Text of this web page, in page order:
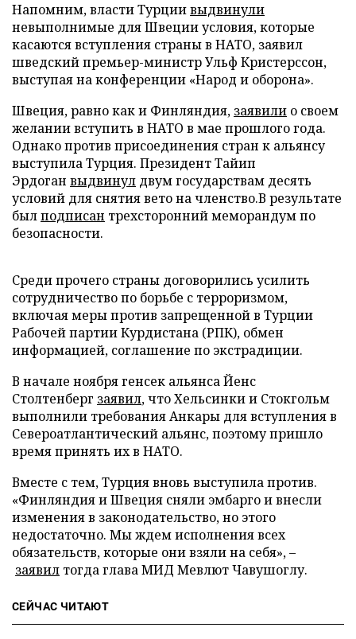
Напомним, власти Турциивыдвинули
невыполнимые для Швеции условия, которые
касаются вступления страны в НАТО, заявил
шведский премьер-министр Ульф Кристерссон,
выступая на конференции «Народ и оборона».
Швеция, равно как и Финляндия, заявили о своем
желании вступить в НАТО в мае прошлого года.
Однако против присоединения стран к альянсу
выступила Турция. Президент Тайип
Эрдоган выдвинул двум государствам десять
условий для снятия вето на членство.В результате
былподписан трехсторонний меморандум по
безопасности.
Среди прочего страны договорились усилить
сотрудничество по борьбе с терроризмом,
включая меры против запрещенной в Турции
Рабочей партии Курдистана (РПК), обмен
информацией, соглашение по экстрадиции.
В начале ноября генсек альянса Йенс
Столтенберг заявил, что Хельсинки и Стокгольм
выполнили требования Анкары для вступления в
Североатлантический альянс, поэтому пришло
время принять их в НАТО.
Вместе с тем, Турция вновь выступила против.
«Финляндия и Швеция сняли эмбарго и внесли
изменения в законодательство, но этого
недостаточно. Мы ждем исполнения всех
обязательств, которые они взяли на себя», –
заявил тогда глава МИД Мевлют Чавушоглу.
СЕЙЧАС ЧИТАЮТ